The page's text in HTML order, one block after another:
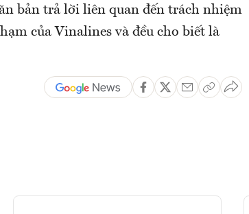
bản trả lời liên quan đến trách nhiệm
của Vinalines và đều cho biết là